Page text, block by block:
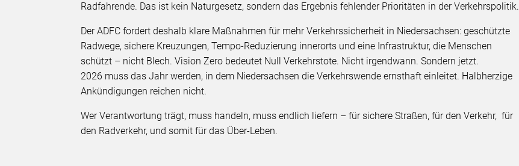
Radfahrende. Das ist kein Naturgesetz, sondern das Ergebnis fehlender Prioritäten in der Verkehrspolitik.
Der ADFC fordert deshalb klare Maßnahmen für mehr Verkehrssicherheit in Niedersachsen: geschützte
Radwege, sichere Kreuzungen, Tempo-Reduzierung innerorts und eine Infrastruktur, die Menschen
schützt – nicht Blech. Vision Zero bedeutet Null Verkehrstote. Nicht irgendwann. Sondern jetzt.
2026 muss das Jahr werden, in dem Niedersachsen die Verkehrswende ernsthaft einleitet. Halbherzige
Ankündigungen reichen nicht.
Wer Verantwortung trägt, muss handeln, muss endlich liefern – für sichere Straßen, für den Verkehr, für
den Radverkehr, und somit für das Über-Leben.